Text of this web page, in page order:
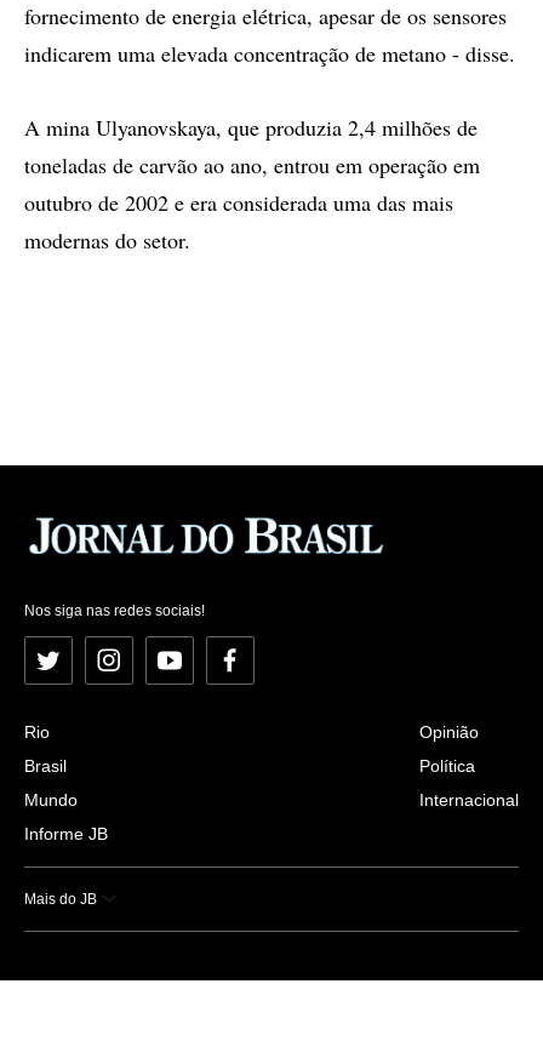
fornecimento de energia elétrica, apesar de os sensores
indicarem uma elevada concentração de metano - disse.
A mina Ulyanovskaya, que produzia 2,4 milhões de
toneladas de carvão ao ano, entrou em operação em
outubro de 2002 e era considerada uma das mais
modernas do setor.
Nos siga nas redes sociais!
Twitter InstagramYouTubeFacebook
Rio
Brasil
Mundo
Informe JB
Opinião
Política
Internacional
Mais do JB
Esportes